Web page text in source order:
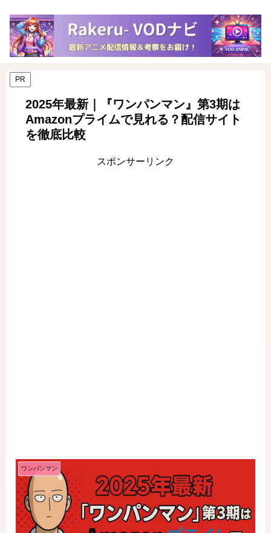
PR
2025年最新｜『ワンパンマン』第3期は
Amazonプライムで見れる？配信サイト
を徹底比較
スポンサーリンク
ワンパンマン